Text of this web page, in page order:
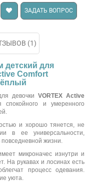
ЗАДАТЬ ВОПРОС
(1)
детский для
Comfort
девочки VORTEX Active
и умеренного
и хорошо тянется, не
в ее универсальности,
жизни.
микроначес изнутри и
На рукавах и лосинах есть
процесс одевания.
уюта.